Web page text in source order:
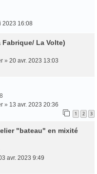
2023 16:08
Fabrique/ La Volte)
» 20 avr. 2023 13:03
» 13 avr. 2023 20:36
1 2 3
"bateau" en mixité
avr. 2023 9:49